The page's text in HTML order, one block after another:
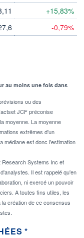
+15,83%
-0,79%
au moins une fois dans
ou des
JCF préconise
moyenne. La moyenne
extrêmes d'un
médiane est donc l'estimation
Research Systems Inc et
Il est rappelé qu'en
ni exercé un pouvoir
A toutes fins utiles, les
création de ce consensus
*